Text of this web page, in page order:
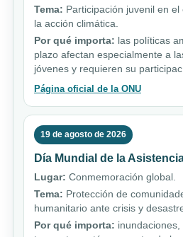
Tema: Participación juvenil en
la acción climática.
Por qué importa: las políticas
plazo afectan especialmente a
jóvenes y requieren su
Página oficial de la ONU
19 de agosto de 2026
Día Mundial de la
Lugar: Conmemoración global.
Tema: Protección de
humanitario ante crisis y
Por qué importa: